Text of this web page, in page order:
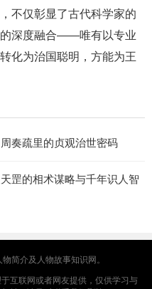
不仅彰显了古代科学家的
的深度融合——唯有以专业
化为治国聪明，方能为王
奏疏里的贞观治世密码
罡的相术谋略与千年识人智
简介及人物故事知识网。
互联网或者网友提供，仅供学习与